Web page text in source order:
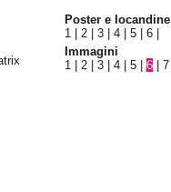
Poster e locandine
1 |2 |3 |4 |5 |6
Immagini
1 |2 |3 |4 |5 |6 |7